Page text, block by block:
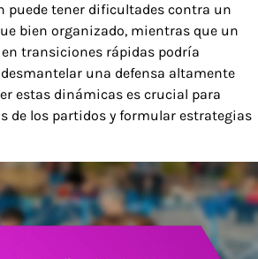
puede tener dificultades contra un
bien organizado, mientras que un
transiciones rápidas podría
una defensa altamente
estas dinámicas es crucial para
de los partidos y formular estrategias